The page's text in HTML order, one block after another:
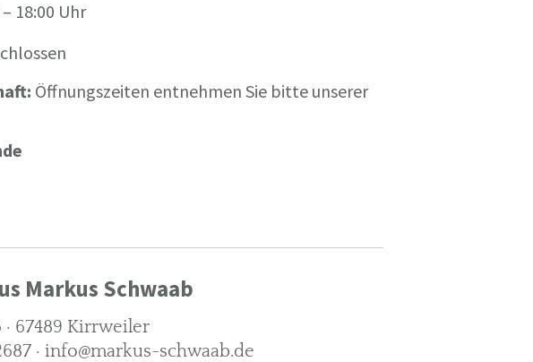
18:00 Uhr
Öffnungszeiten entnehmen Sie bitte unserer
Markus Schwaab
· 67489 Kirrweiler
· info@markus-schwaab.de